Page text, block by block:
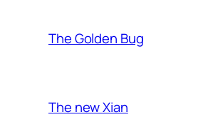
The Golden Bug
The new Xian